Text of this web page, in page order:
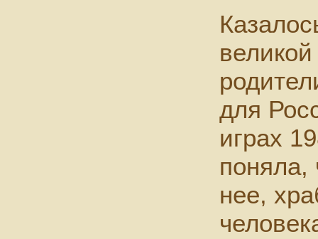
для
играх
поняла,
нее,